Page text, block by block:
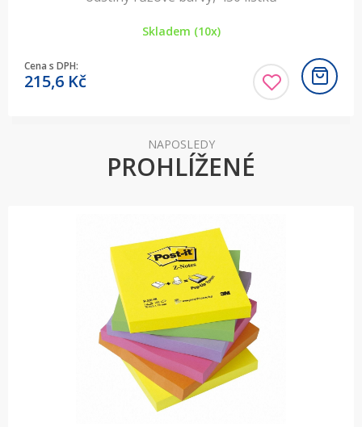
Skladem (10x)
Cena s DPH:
215,6 Kč
NAPOSLEDY
PROHLÍŽENÉ